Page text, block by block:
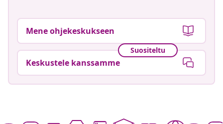
Mene ohjekeskukseen
Suositeltu
Keskustele kanssamme